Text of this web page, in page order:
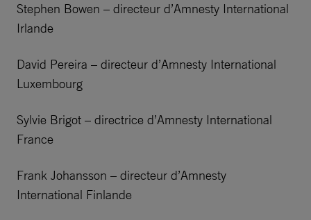
Stephen Bowen – directeur d’Amnesty International
Irlande
David Pereira – directeur d’Amnesty International
Luxembourg
Sylvie Brigot – directrice d’Amnesty International
France
Frank Johansson – directeur d’Amnesty
International Finlande